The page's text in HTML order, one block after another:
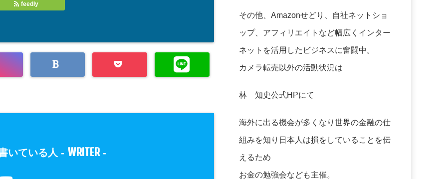
feedly
いている人 - WRITER-
その他、Amazonせどり、自社ネットショ
ップ、アフィリエイトなど幅広くインター
ネットを活用したビジネスに奮闘中。
カメラ転売以外の活動状況は
林 知史公式HPにて
海外に出る機会が多くなり世界の金融の仕
組みを知り日本人は損をしていることを伝
えるため
お金の勉強会なども主催。